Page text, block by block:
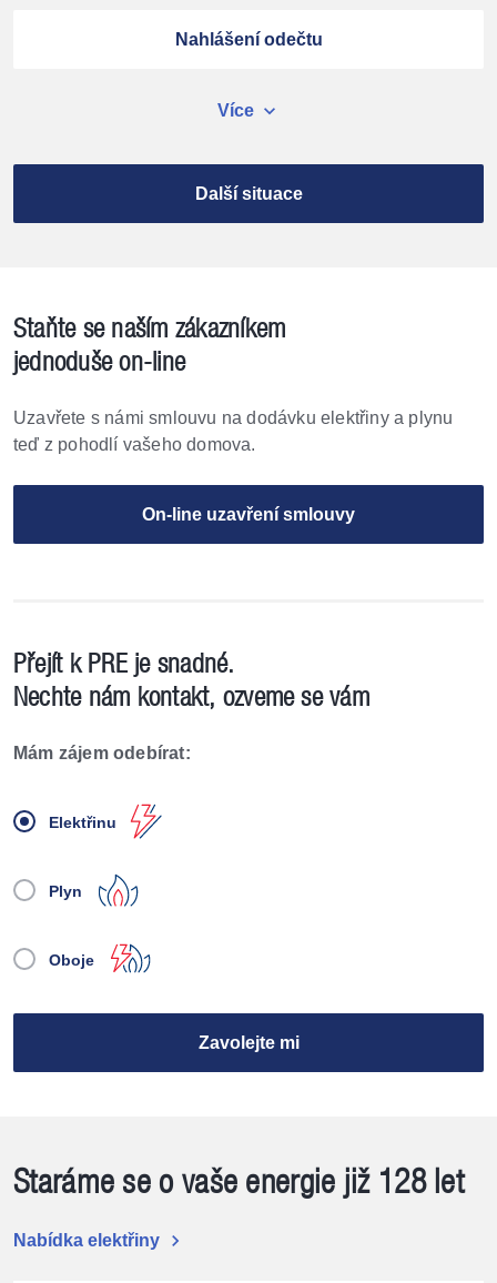
Nahlášení odečtu
Více expand_more
Další situace
Staňte se naším zákazníkem
jednoduše on-line
Uzavřete s námi smlouvu na dodávku elektřinya plynu
teď z pohodlí vašeho domova.
On-line uzavření smlouvy
Přejít k PRE je snadné.
Nechte nám kontakt, ozveme se vám
Mám zájem odebírat:
Elektřinu
Plyn
Oboje
Zavolejte mi
Staráme se o vaše energie již 128 let
Nabídka elektřiny chevron_right